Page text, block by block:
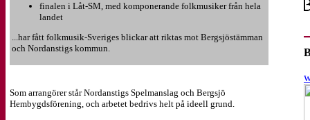
finalen i Låt-SM, med komponerande folkmusiker från hela
landet
...har fått folkmusik-Sveriges blickar att riktas mot Bergsjöstämman
och Nordanstigs kommun.
Som arrangörer står Nordanstigs Spelmanslag och Bergsjö
Hembygdsförening, och arbetet bedrivs helt på ideell grund.